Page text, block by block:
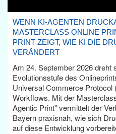
WENN KI-AGENTEN
MASTERCLASS ONLINE
PRINT ZEIGT, WIE KI DIE
VERÄNDERT
Am 24. September 2026 dreht
Evolutionsstufe des
Universal Commerce Protocol
Workflows. Mit der
Agentic Print" vermittelt der
Bayern praxisnah, wie sich
auf diese Entwicklung